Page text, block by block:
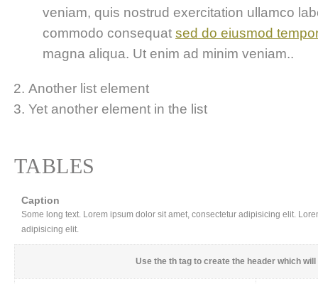
veniam, quis nostrud exercitation ullamco
commodo consequat sed do eiusmod
magna aliqua. Ut enim ad minim veniam..
Another list element
Yet another element in the list
TABLES
Caption
Some long text. Lorem ipsum dolor sit amet, consectetur adipisicing elit.
adipisicing elit.
Use the th tag to create the header which